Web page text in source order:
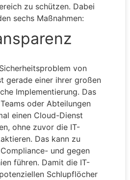
zu schützen. Dabei
sechs Maßnahmen:
von
gerade einer ihrer großen
Implementierung. Das
oder Abteilungen
einen Cloud-Dienst
ohne zuvor die IT-
Das kann zu
und gegen
führen. Damit die IT-
Schlupflöcher